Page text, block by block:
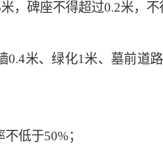
米，碑座不得超过0.2米，不
0.4米、绿化1 米、墓前道路
不低于50%；